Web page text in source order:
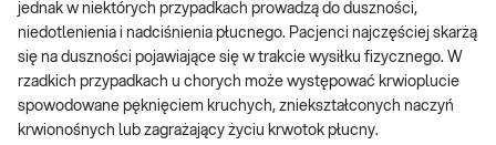
jednak w niektórych przypadkach prowadzą do duszności,
niedotlenienia i nadciśnienia płucnego. Pacjenci najczęściej skarżą
się na duszności pojawiające się w trakcie wysiłku fizycznego. W
rzadkich przypadkach u chorych może występować krwioplucie
spowodowane pęknięciem kruchych, zniekształconych naczyń
krwionośnych lub zagrażający życiu krwotok płucny.